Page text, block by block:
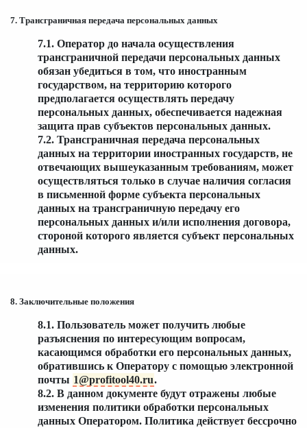
7. Трансграничная передача персональных данных
7.1. Оператор до начала осуществления
трансграничной передачи персональных данных
обязан убедиться в том, что иностранным
государством, на территорию которого
предполагается осуществлять передачу
персональных данных, обеспечивается надежная
защита прав субъектов персональных данных.
7.2. Трансграничная передача персональных
данных на территории иностранных государств, не
отвечающих вышеуказанным требованиям, может
осуществляться только в случае наличия согласия
в письменной форме субъекта персональных
данных на трансграничную передачу его
персональных данных и/или исполнения договора,
стороной которого является субъект персональных
данных.
8. Заключительные положения
8.1. Пользователь может получить любые
разъяснения по интересующим вопросам,
касающимся обработки его персональных данных,
обратившись к Оператору с помощью электронной
почты 1@profitool40.ru.
8.2. В данном документе будут отражены любые
изменения политики обработки персональных
данных Оператором. Политика действует бессрочно